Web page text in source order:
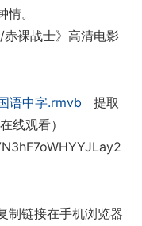
。
裸战士》高清电影
语中字.rmvb 提取
线观看）
制链接在手机浏览器